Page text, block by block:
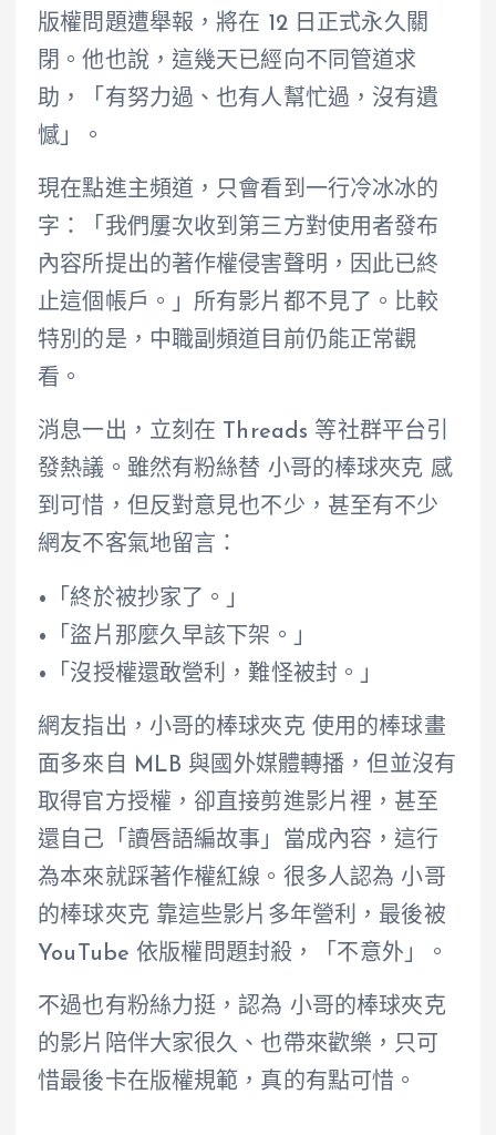
版權問題遭舉報，將在 12 日正式永久關
閉。他也說，這幾天已經向不同管道求
助，「有努力過、也有人幫忙過，沒有遺
憾」。
現在點進主頻道，只會看到一行冷冰冰的
字：「我們屢次收到第三方對使用者發布
內容所提出的著作權侵害聲明，因此已終
止這個帳戶。」所有影片都不見了。比較
特別的是，中職副頻道目前仍能正常觀
看。
消息一出，立刻在 Threads 等社群平台引
發熱議。雖然有粉絲替 小哥的棒球夾克 感
到可惜，但反對意見也不少，甚至有不少
網友不客氣地留言：
•「終於被抄家了。」
•「盜片那麼久早該下架。」
•「沒授權還敢營利，難怪被封。」
網友指出，小哥的棒球夾克 使用的棒球畫
面多來自 MLB 與國外媒體轉播，但並沒有
取得官方授權，卻直接剪進影片裡，甚至
還自己「讀唇語編故事」當成內容，這行
為本來就踩著作權紅線。很多人認為 小哥
的棒球夾克 靠這些影片多年營利，最後被
YouTube 依版權問題封殺，「不意外」。
不過也有粉絲力挺，認為 小哥的棒球夾克
的影片陪伴大家很久、也帶來歡樂，只可
惜最後卡在版權規範，真的有點可惜。